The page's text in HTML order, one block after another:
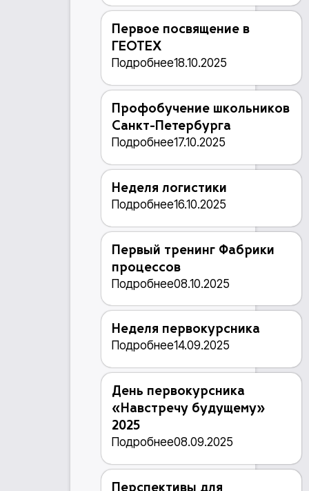
Первое посвящение в
ГЕОТЕХ
Подробнее18.10.2025
Профобучение школьников
Санкт-Петербурга
Подробнее17.10.2025
Неделя логистики
Подробнее16.10.2025
Первый тренинг Фабрики
процессов
Подробнее08.10.2025
Неделя первокурсника
Подробнее14.09.2025
День первокурсника
«Навстречу будущему»
2025
Подробнее08.09.2025